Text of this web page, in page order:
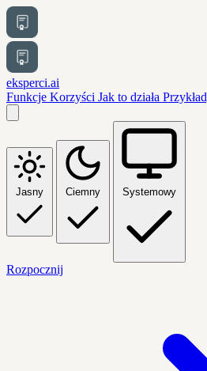
eksperci.ai
Funkcje Korzyści Jak to działa
Jasny Ciemny Systemowy
Rozpocznij